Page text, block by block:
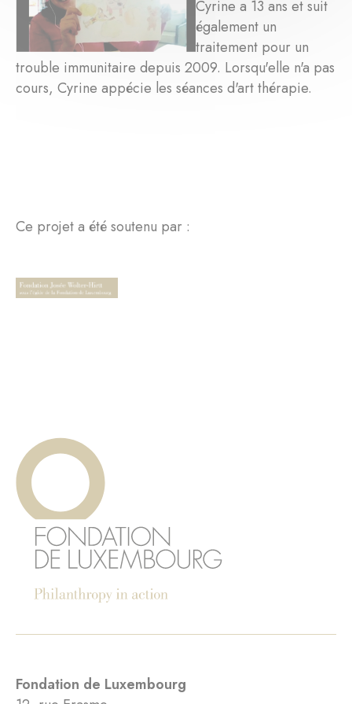
Cyrine a 13 ans et suit
également un
traitement pour un
trouble immunitaire depuis 2009. Lorsqu'elle n'a pas
cours, Cyrine appécie les séances d'art thérapie.
Ce projet a été soutenu par :
Fondation de Luxembourg